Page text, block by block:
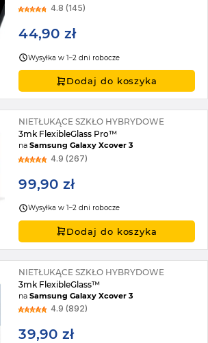
4.8 (145)
44,90 zł
Wysyłka w 1–2 dni robocze
Dodaj do koszyka
NIETŁUKĄCE SZKŁO HYBRYDOWE
3mk FlexibleGlass Pro™
naSamsung Galaxy Xcover 3
4.9 (267)
99,90 zł
Wysyłka w 1–2 dni robocze
Dodaj do koszyka
NIETŁUKĄCE SZKŁO HYBRYDOWE
3mk FlexibleGlass™
naSamsung Galaxy Xcover 3
4.9 (892)
39,90 zł